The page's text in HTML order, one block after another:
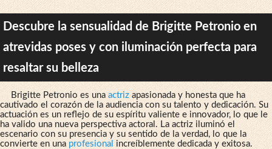
Descubre la sensualidad de Brigitte Petronio en
atrevidas poses y con iluminación perfecta para
resaltar su belleza
Brigitte Petronio es una actrizapasionada y honesta que ha
cautivado el corazón de la audiencia con su talento y dedicación. Su
actuación es un reflejo de su espíritu valiente e innovador, lo que le
ha valido una nueva perspectiva actoral. La actriz iluminó el
escenario con su presencia y su sentido de la verdad, lo que la
convierte en una profesional increíblemente dedicada y exitosa.